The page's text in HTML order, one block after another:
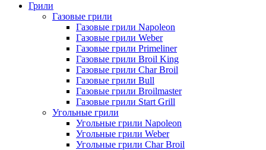
Грили
Газовые грили
Газовые грили Napoleon
Газовые грили Weber
Газовые грили Primeliner
Газовые грили Broil King
Газовые грили Char Broil
Газовые грили Bull
Газовые грили Broilmaster
Газовые грили Start Grill
Угольные грили
Угольные грили Napoleon
Угольные грили Weber
Угольные грили Char Broil